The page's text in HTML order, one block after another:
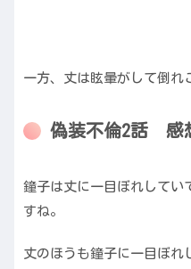
一方、丈は眩暈がして倒れ
偽装不倫2話 感
鐘子は丈に一目ぼれしてい
すね。
丈のほうも鐘子に一目ぼれ